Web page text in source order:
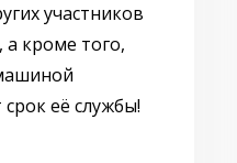
участников
кроме того,
её службы!